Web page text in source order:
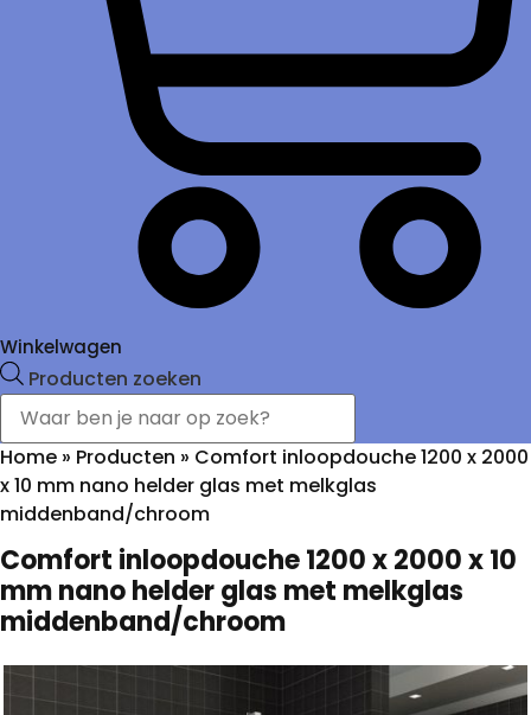
Winkelwagen
Producten zoeken
Home » Producten » Comfort inloopdouche 1200 x 2000
x 10 mm nano helder glas met melkglas
middenband/chroom
Comfort inloopdouche 1200 x 2000 x 10
mm nano helder glas met melkglas
middenband/chroom